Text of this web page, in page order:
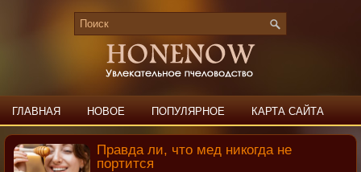
ГЛАВНАЯ НОВОЕ ПОПУЛЯРНОЕ КАРТА САЙТА
ПОИСК КОНТАКТЫ
Правда ли, что мед никогда не
портится